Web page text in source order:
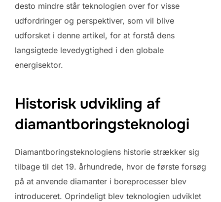
desto mindre står teknologien over for visse
udfordringer og perspektiver, som vil blive
udforsket i denne artikel, for at forstå dens
langsigtede levedygtighed i den globale
energisektor.
Historisk udvikling af
diamantboringsteknologi
Diamantboringsteknologiens historie strækker sig
tilbage til det 19. århundrede, hvor de første forsøg
på at anvende diamanter i boreprocesser blev
introduceret. Oprindeligt blev teknologien udviklet